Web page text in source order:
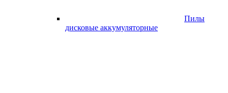
Пилы
дисковые аккумуляторные